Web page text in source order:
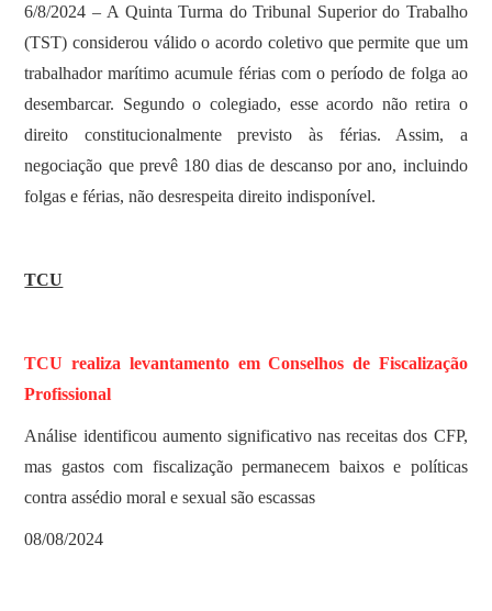
6/8/2024 – A Quinta Turma do Tribunal Superior do Trabalho
(TST) considerou válido o acordo coletivo que permite que um
trabalhador marítimo acumule férias com o período de folga ao
desembarcar. Segundo o colegiado, esse acordo não retira o
direito constitucionalmente previsto às férias. Assim, a
negociação que prevê 180 dias de descanso por ano, incluindo
folgas e férias, não desrespeita direito indisponível.
TCU
TCU realiza levantamento em Conselhos de Fiscalização
Profissional
Análise identificou aumento significativo nas receitas dos CFP,
mas gastos com fiscalização permanecem baixos e políticas
contra assédio moral e sexual são escassas
08/08/2024